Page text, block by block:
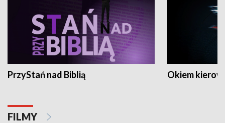
PrzyStań nad Biblią Okiem
FILMY